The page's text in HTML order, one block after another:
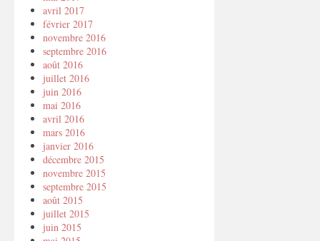
avril 2017
février 2017
novembre 2016
septembre 2016
août 2016
juillet 2016
juin 2016
mai 2016
avril 2016
mars 2016
janvier 2016
décembre 2015
novembre 2015
septembre 2015
août 2015
juillet 2015
juin 2015